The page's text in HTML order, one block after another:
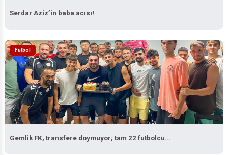
Serdar Aziz’in baba acısı!
Futbol
Gemlik FK, transfere doymuyor; tam 22 futbolcu...